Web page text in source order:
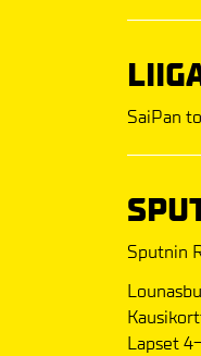
SaiPan
Sputnin
Lapset